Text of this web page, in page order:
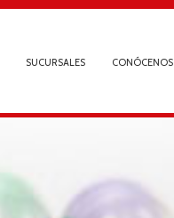
SUCURSALES CONÓCENOS